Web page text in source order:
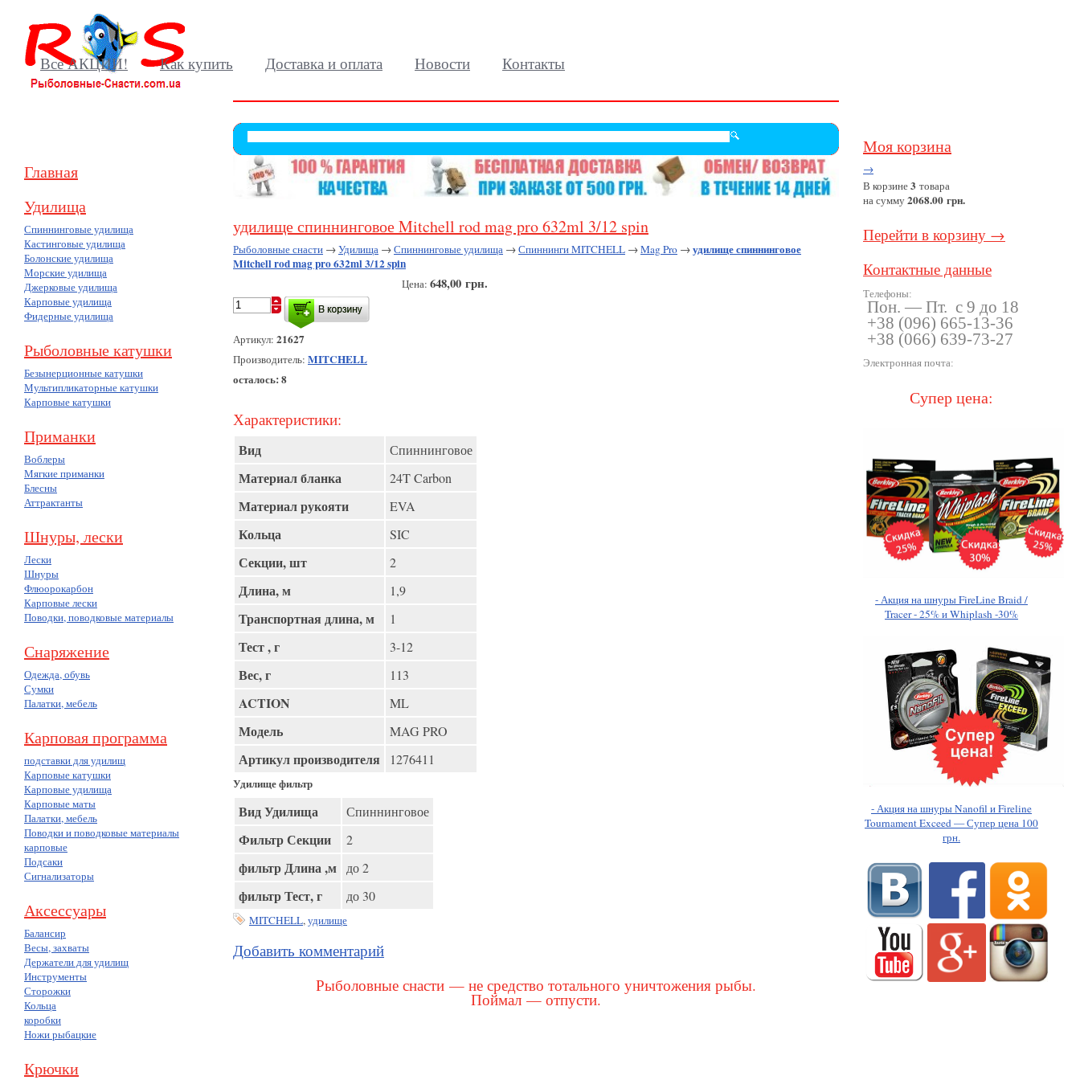
Все АКЦИИ! Как купить Доставка и оплата Новости Контакты
Главная
Удилища
Спиннинговые удилища
Кастинговые удилища
Болонские удилища
Морские удилища
Джерковые удилища
Карповые удилища
Фидерные удилища
Рыболовные катушки
Безынерционные катушки
Мультипликаторные катушки
Карповые катушки
Приманки
Воблеры
Мягкие приманки
Блесны
Аттрактанты
Шнуры, лески
Лески
Шнуры
Флюорокарбон
Карповые лески
Поводки, поводковые материалы
Снаряжение
Одежда, обувь
Сумки
Палатки, мебель
Карповая программа
подставки для удилищ
Карповые катушки
Карповые удилища
Карповые маты
Палатки, мебель
Поводки и поводковые материалы
карповые
Подсаки
Сигнализаторы
Аксессуары
Балансир
Весы, захваты
Держатели для удилищ
Инструменты
Сторожки
Кольца
коробки
Ножи рыбацкие
Крючки
удилище спиннинговое Mitchell rod mag pro 632ml 3/12 spin
Рыболовные снасти →Удилища →Спиннинговые удилища →Спиннинги MITCHELL →Mag Pro →удилище спиннинговое
Mitchell rod mag pro 632ml 3/12 spin
Цена: 648,00 грн.
Артикул: 21627
Производитель: MITCHELL
осталось: 8
Характеристики:
Вид Спиннинговое
Материал бланка 24T Carbon
Материал рукояти EVA
Кольца SIC
Секции, шт 2
Длина, м 1,9
Транспортная длина, м 1
Тест , г 3-12
Вес, г 113
ACTION ML
Модель MAG PRO
Артикул производителя 1276411
Удилище фильтр
Вид Удилища Спиннинговое
Фильтр Секции 2
фильтр Длина ,м до 2
фильтр Тест, г до 30
MITCHELL,удилище
Добавить комментарий
Рыболовные снасти — не средство тотального уничтожения рыбы.
Поймал — отпусти.
Моя корзина
→
В корзине3 товара
на сумму2068.00 грн.
Перейти в корзину →
Контактные данные
Телефоны:
Пон. — Пт. с 9 до 18
+38 (096) 665-13-36
+38 (066) 639-73-27
Электронная почта:
Супер цена:
- Акция на шнуры FireLine Braid /
Tracer - 25% и Whiplash -30%
- Акция на шнуры Nanofil и Fireline
Tournament Exceed — Супер цена 100
грн.